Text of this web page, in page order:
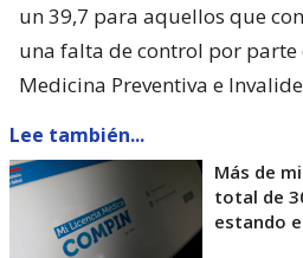
un 39,7 para aquellos que
una falta de control por parte
Medicina Preventiva e
Lee también...
Más de
total de
estando